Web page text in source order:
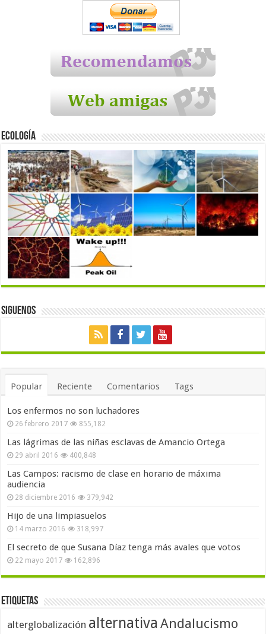
Ecología
Siguenos
Popular Reciente Comentarios Tags
Los enfermos no son luchadores
26 febrero 2017 855,182
Las lágrimas de las niñas esclavas de Amancio Ortega
29 abril 2016 400,848
Las Campos: racismo de clase en horario de máxima
audiencia
28 diciembre 2016 379,942
Hijo de una limpiasuelos
14 marzo 2016 318,997
El secreto de que Susana Díaz tenga más avales que votos
22 mayo 2017 162,896
Etiquetas
alterglobalización alternativa Andalucismo